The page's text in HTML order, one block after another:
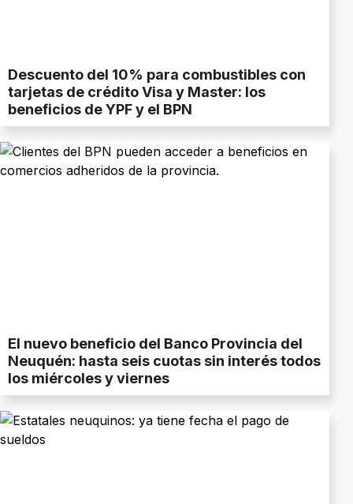
Descuento del 10% para combustibles con
tarjetas de crédito Visa y Master: los
beneficios de YPF y el BPN
El nuevo beneficio del Banco Provincia del
Neuquén: hasta seis cuotas sin interés todos
los miércoles y viernes